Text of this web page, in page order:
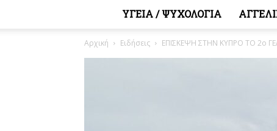
ΥΓΕΙΑ / ΨΥΧΟΛΟΓΙΑ
Αρχική Ειδήσεις ΕΠΙΣΚΕΨΗ ΣΤΗΝ ΚΥΠΡΟ ΤΟ 2ο